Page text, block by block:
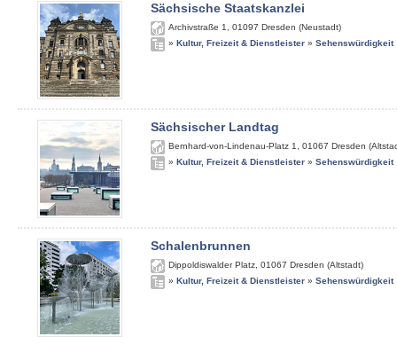
Sächsische Staatskanzlei
Archivstraße 1 01097 Dresden (Neustadt)
» Kultur, Freizeit & Dienstleister » Sehenswürdigkeit
Sächsischer Landtag
Bernhard-von-Lindenau-Platz 1 01067 Dresden
» Kultur, Freizeit & Dienstleister » Sehenswürdigkeit
Schalenbrunnen
Dippoldiswalder Platz 01067 Dresden (Altstadt)
» Kultur, Freizeit & Dienstleister » Sehenswürdigkeit